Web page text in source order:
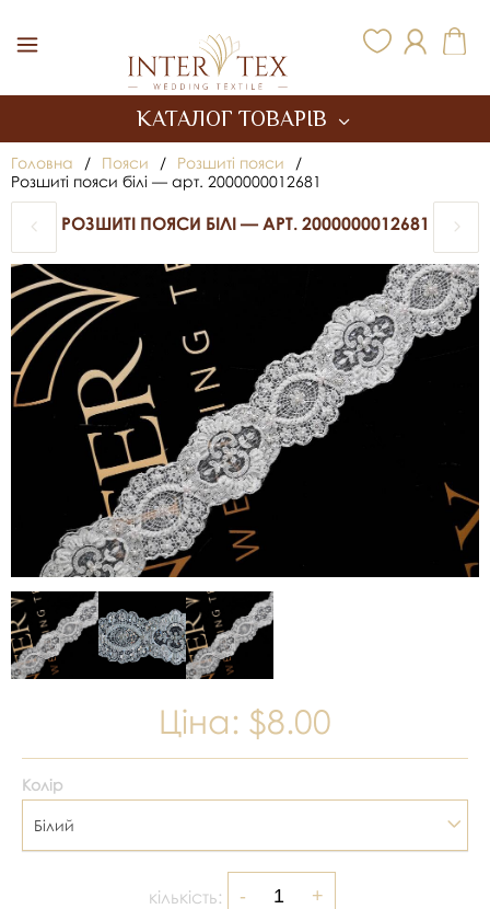
КАТАЛОГ ТОВАРІВ
Головна / Пояси / Розшиті пояси
/
Розшиті пояси білі — арт. 2000000012681
РОЗШИТІ ПОЯСИ БІЛІ — АРТ. 2000000012681
Ціна: $8.00
Колір
Білий
кількість: